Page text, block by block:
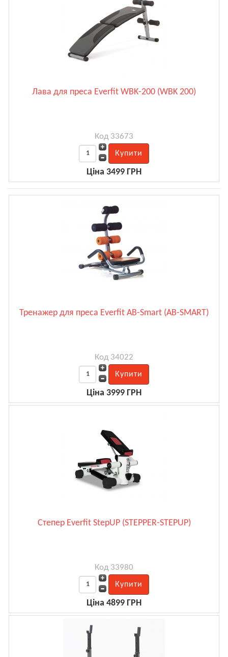
Лава для преса Everfit WBK-200 (WBK 200)
Код 33673
Ціна 3499 ГРН
Тренажер для преса Everfit AB-Smart (AB-SMART)
Код 34022
Ціна 3999 ГРН
Степер Everfit StepUP (STEPPER-STEPUP)
Код 33980
Ціна 4899 ГРН